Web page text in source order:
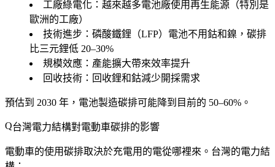
工廠綠電化 ：越來越多電池廠使用再生能源（特別是
歐洲的工廠）
技術進步 ：磷酸鐵鋰（LFP）電池不用鈷和鎳，碳排
比三元鋰低 20–30%
規模效應 ：產能擴大帶來效率提升
回收技術 ：回收鋰和鈷減少開採需求
預估到 2030 年，電池製造碳排可能降到目前的 50–60%。
台灣電力結構對電動車碳排的影響
電動車的使用碳排取決於充電用的電從哪裡來。台灣的電力結